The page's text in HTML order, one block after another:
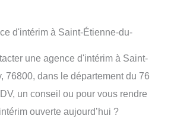
d'intérim à Saint-Étienne-du-
une agence d'intérim à Saint-
76800, dans le département du 76
un conseil ou pour vous rendre
ouverte aujourd’hui ?